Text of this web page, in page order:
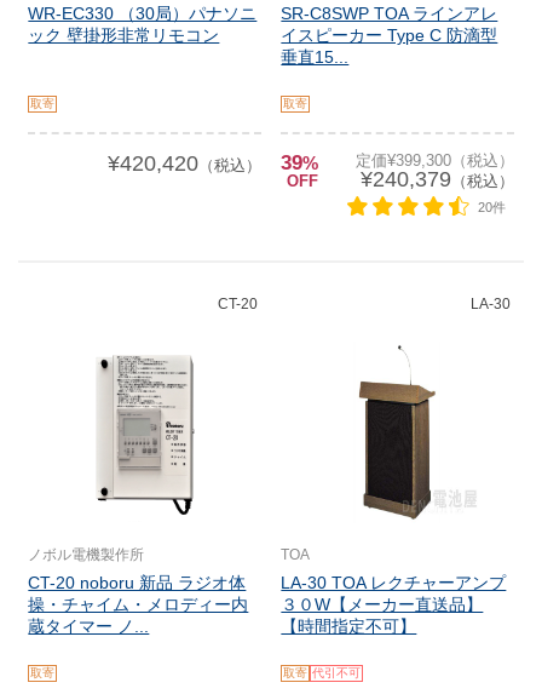
WR-EC330 （30局）パナソニ
ック 壁掛形非常リモコン
取寄
¥420,420（税込）
SR-C8SWP TOA ラインアレ
イスピーカー Type C 防滴型
垂直15...
取寄
39%
OFF
定価¥399,300（税込）
¥240,379 （税込）
20件
CT-20
ノボル電機製作所
CT-20 noboru 新品 ラジオ体
操・チャイム・メロディー内
蔵タイマー ノ...
取寄
LA-30
TOA
LA-30 TOA レクチャーアンプ
３０W【メーカー直送品】
【時間指定不可】
取寄 代引不可